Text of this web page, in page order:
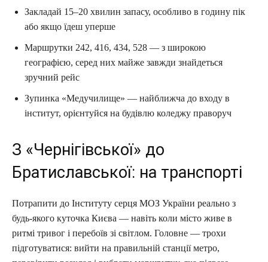
Закладай 15–20 хвилин запасу, особливо в годину пік
або якщо їдеш уперше
Маршрутки 242, 416, 434, 528 — з широкою
географією, серед них майже завжди знайдеться
зручний рейс
Зупинка «Медучилище» — найближча до входу в
інститут, орієнтуйся на будівлю коледжу праворуч
З «Чернігівської» до
Братиславської: на транспорті
Потрапити до Інституту серця МОЗ України реально з
будь-якого куточка Києва — навіть коли місто живе в
ритмі тривог і перебоїв зі світлом. Головне — трохи
підготуватися: вийти на правильній станції метро,